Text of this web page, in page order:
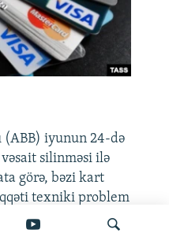
(ABB) iyunun 24-də
silinməsi ilə
görə, bəzi kart
texniki problem